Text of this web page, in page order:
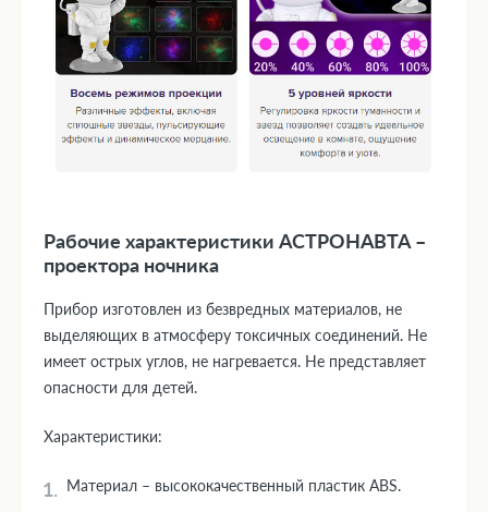
Рабочие характеристики АСТРОНАВТА –
проектора ночника
Прибор изготовлен из безвредных материалов, не
выделяющих в атмосферу токсичных соединений. Не
имеет острых углов, не нагревается. Не представляет
опасности для детей.
Характеристики:
Материал – высококачественный пластик ABS.